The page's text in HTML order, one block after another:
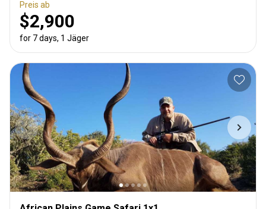
Preis ab
$2,900
for 7 days, 1 Jäger